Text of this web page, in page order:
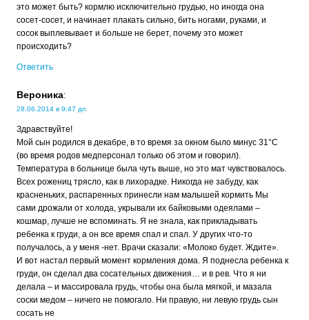
это может быть? кормлю исключительно грудью, но иногда она
сосет-сосет, и начинает плакать сильно, бить ногами, руками, и
сосок выплевывает и больше не берет, почему это может
происходить?
Ответить
Вероника:
28.06.2014 в 9:47 дп
Здравствуйте!
Мой сын родился в декабре, в то время за окном было минус 31°С
(во время родов медперсонал только об этом и говорил).
Температура в больнице была чуть выше, но это мат чувствовалось.
Всех рожениц трясло, как в лихорадке. Никогда не забуду, как
красненьких, распаренных принесли нам малышей кормить Мы
сами дрожали от холода, укрывали их байковыми одеялами –
кошмар, лучше не вспоминать. Я не знала, как прикладывать
ребенка к груди, а он все время спал и спал. У других что-то
получалось, а у меня -нет. Врачи сказали: «Молоко будет. Ждите».
И вот настал первый момент кормления дома. Я поднесла ребенка к
груди, он сделал два сосательных движения… и в рев. Что я ни
делала – и массировала грудь, чтобы она была мягкой, и мазала
соски медом – ничего не помогало. Ни правую, ни левую грудь сын
сосать не